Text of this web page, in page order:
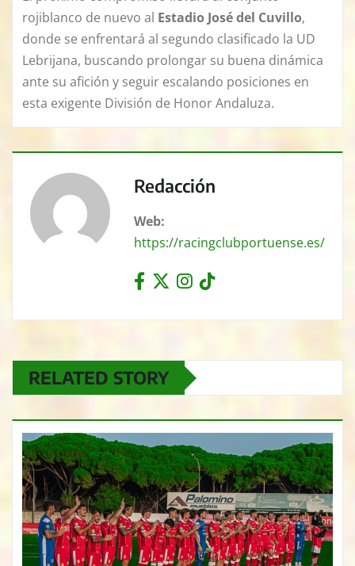
rojiblanco de nuevo al Estadio José del Cuvillo,
donde se enfrentará al segundo clasificado la UD
Lebrijana, buscando prolongar su buena dinámica
ante su afición y seguir escalando posiciones en
esta exigente División de Honor Andaluza.
Redacción
Web:
https://racingclubportuense.es/
RELATED STORY